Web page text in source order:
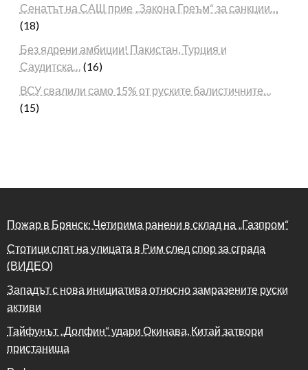
Сенатът на САЩ прие „Закона Греъм“ за санкции…
(18)
Без ядрени амбиции! Пакистан, Турция и
Саудитска… (16)
ВСУ свалили само 15% от руските балистичните…
(15)
Пожар в Брянск: Четирима ранени в склад на „Газпром“
Стотици спят на улицата в Рим след спор за сграда
(ВИДЕО)
Западът с нова инициатива относно замразените руски
активи
Тайфунът „Долфин“ удари Окинава, Китай затвори
пристанища